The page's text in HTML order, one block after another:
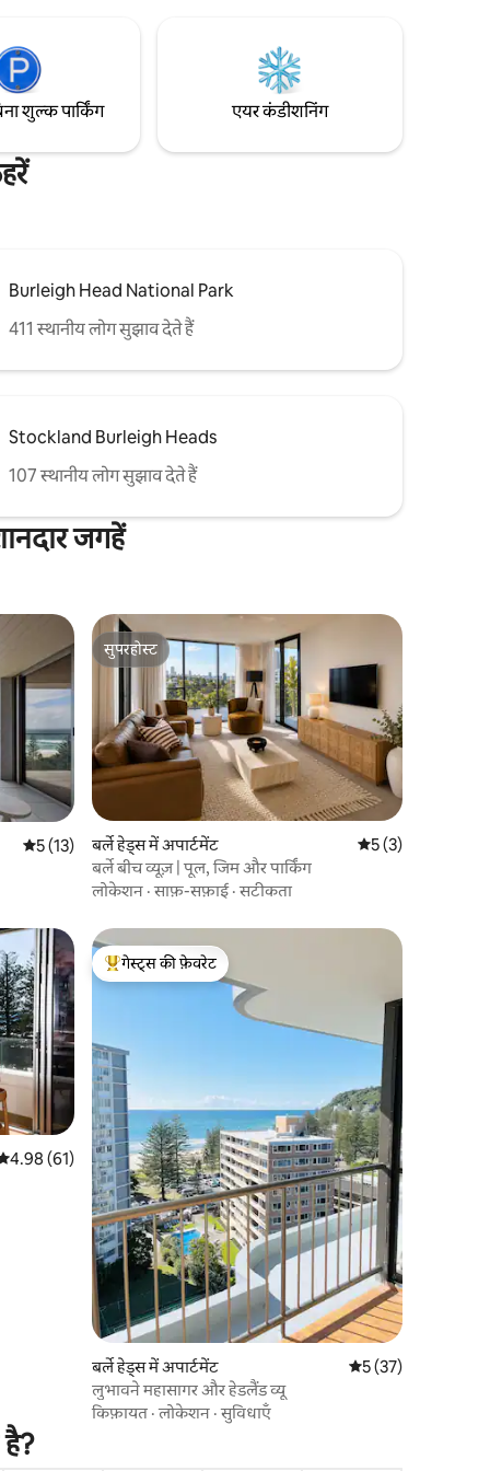
शुल्क पार्किंग एयर कंडीशनिंग
Burleigh Head National Park
411 स्थानीय लोग सुझाव देते हैं
Stockland Burleigh Heads
107 स्थानीय लोग सुझाव देते हैं
जगहें
औसत रेटिंग 5 में से 5, 13 समीक्षाएँ
5 (13)
सुपरहोस्ट
सुपरहोस्ट
बर्ले हेड्स में अपार्टमेंट औसत रेटिंग 5 में से 5,
5 (3)
बर्ले बीच व्यूज़ | पूल, जिम और पार्किंग
लोकेशन ·साफ़-सफ़ाई·सटीकता
रेटिंग 5 में से 4.98, 61 समीक्षाएँ
4.98 (61)
गेस्ट्स का टॉप फ़ेवरेट
गेस्ट्स की फ़ेवरेट
बर्ले हेड्स में अपार्टमेंट औसत रेटिंग 5 में से 5,
5 (37)
लुभावने महासागर और हेडलैंड व्यू
किफ़ायत ·लोकेशन ·सुविधाएँ